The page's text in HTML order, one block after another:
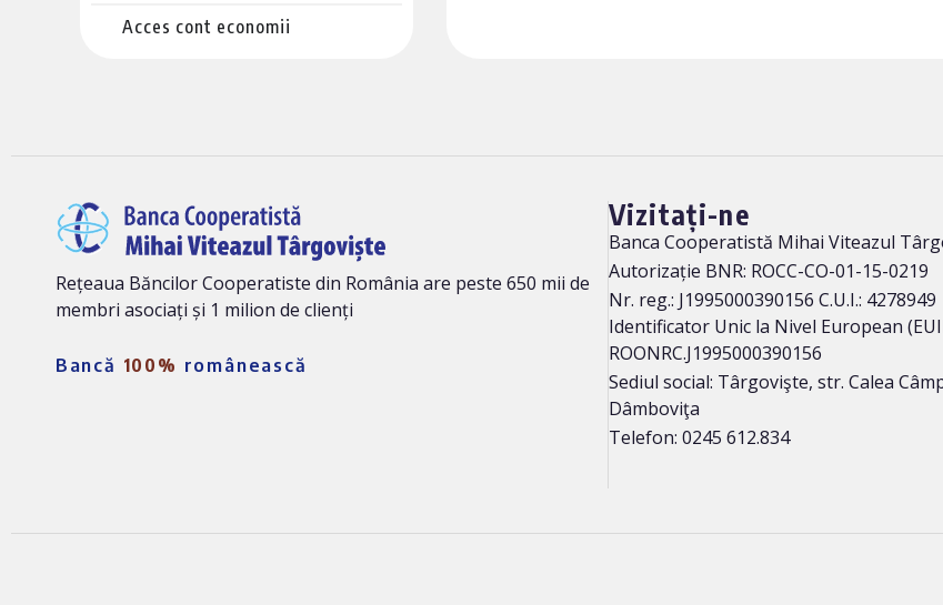
Acces cont economii
Rețeaua Băncilor Cooperatiste din România are peste 650 mii de
membri asociați și 1 milion de clienți
Bancă 100% românească
Vizitați-ne
Banca Cooperatistă Mihai Viteazul
Autorizație BNR: ROCC-CO-01-15-0219
Nr. reg.: J1995000390156 C.U.I.: 4278949
Identificator Unic la Nivel European
ROONRC.J1995000390156
Sediul social: Târgovişte, str. Calea
Dâmboviţa
Telefon: 0245 612.834